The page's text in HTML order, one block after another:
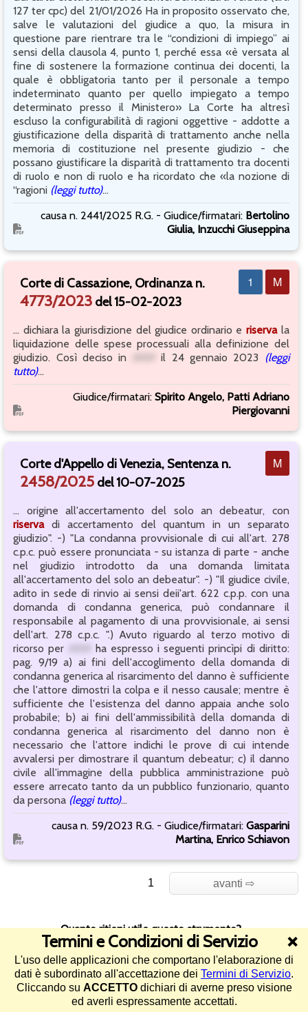
127 ter cpc) del 21/01/2026 Ha in proposito osservato che,
salve le valutazioni del giudice a quo, la misura in
questione pare rientrare tra le “condizioni di impiego” ai
sensi della clausola 4, punto 1, perché essa «è versata al
fine di sostenere la formazione continua dei docenti, la
quale è obbligatoria tanto per il personale a tempo
indeterminato quanto per quello impiegato a tempo
determinato presso il Ministero» La Corte ha altresì
escluso la configurabilità di ragioni oggettive - addotte a
giustificazione della disparità di trattamento anche nella
memoria di costituzione nel presente giudizio - che
possano giustificare la disparità di trattamento tra docenti
di ruolo e non di ruolo e ha ricordato che «la nozione di
“ragioni (leggi tutto)...
causa n. 2441/2025 R.G. - Giudice/firmatari: Bertolino
Giulia, Inzucchi Giuseppina
M
1
Corte di Cassazione, Ordinanza n.
4773/2023del 15-02-2023
... dichiara la giurisdizione del giudice ordinario eriservala
liquidazione delle spese processuali alla definizione del
giudizio. Così deciso in
il 24 gennaio 2023
(leggi
tutto)...
Giudice/firmatari: Spirito Angelo, Patti Adriano
Piergiovanni
M
Corte d'Appello di Venezia, Sentenza n.
2458/2025del 10-07-2025
... origine all'accertamento del solo an debeatur, con
riservadi accertamento del quantum in un separato
giudizio". -) "La condanna provvisionale di cui all'art. 278
c.p.c. può essere pronunciata - su istanza di parte - anche
nel giudizio introdotto da una domanda limitata
all'accertamento del solo an debeatur". -) "Il giudice civile,
adito in sede di rinvio ai sensi deii'art. 622 c.p.p. con una
domanda di condanna generica, può condannare il
responsabile al pagamento di una provvisionale, ai sensi
dell'art. 278 c.p.c. ".) Avuto riguardo al terzo motivo di
ricorso per
ha espresso i seguenti princìpi di diritto:
pag. 9/19 a) ai fini dell'accoglimento della domanda di
condanna generica al risarcimento del danno è sufficiente
che l'attore dimostri la colpa e il nesso causale; mentre è
sufficiente che l'esistenza del danno appaia anche solo
probabile; b) ai fini dell'ammissibilità della domanda di
condanna generica al risarcimento del danno non è
necessario che l'attore indichi le prove di cui intende
avvalersi per dimostrare il quantum debeatur; c) il danno
civile all'immagine della pubblica amministrazione può
essere arrecato tanto da un pubblico funzionario, quanto
da persona (leggi tutto)...
causa n. 59/2023 R.G. - Giudice/firmatari: Gasparini
Martina, Enrico Schiavon
avanti ⇨
Quanto ritieni utile questo strumento?
4.4/5 (26573 voti)
©2013-2026 Diritto Pratico -Termini di Servizio e informativa sul
Termini e Condizioni di Servizio ❌
L'uso delle applicazioni che comportano l'elaborazione di
dati è subordinato all'accettazione dei Termini di Servizio.
Cliccando su ACCETTOdichiari di averne preso visione
ed averli espressamente accettati.